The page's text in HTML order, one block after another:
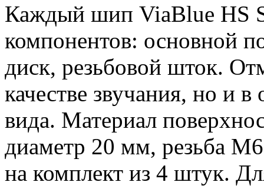
Каждый шип ViaBlue HS
компонентов: основной
диск, резьбовой шток.
качестве звучания, но и
вида. Материал
диаметр 20 мм, резьба
на комплект из 4 штук.